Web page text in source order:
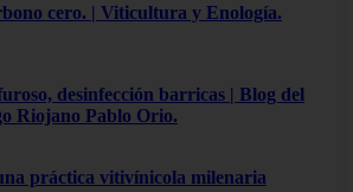
cero. | Viticultura y Enología.
desinfección barricas | Blog del
Riojano Pablo Orio.
práctica vitivínicola milenaria